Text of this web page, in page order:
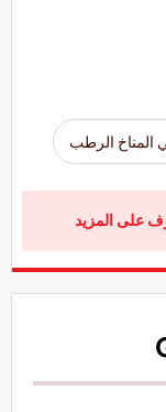
المناخ الرطب
على المزيد